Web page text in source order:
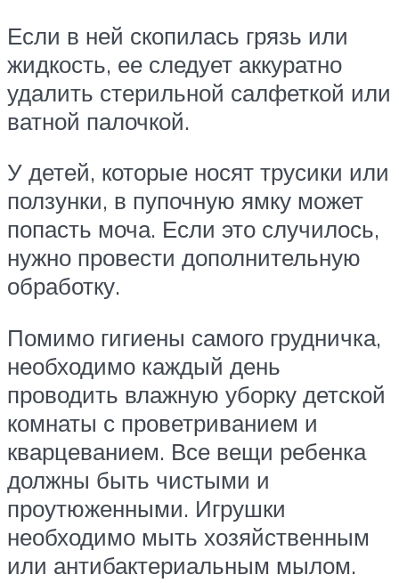
Если в ней скопилась грязь или
жидкость, ее следует аккуратно
удалить стерильной салфеткой или
ватной палочкой.
У детей, которые носят трусики или
ползунки, в пупочную ямку может
попасть моча. Если это случилось,
нужно провести дополнительную
обработку.
Помимо гигиены самого грудничка,
необходимо каждый день
проводить влажную уборку детской
комнаты с проветриванием и
кварцеванием. Все вещи ребенка
должны быть чистыми и
проутюженными. Игрушки
необходимо мыть хозяйственным
или антибактериальным мылом.